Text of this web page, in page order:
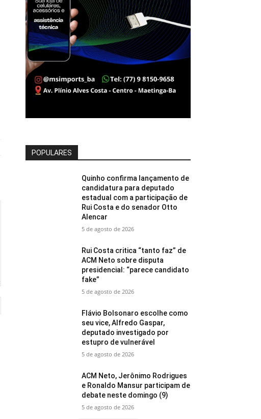
POPULARES
Quinho confirma lançamento de
candidatura para deputado
estadual com a participação de
Rui Costa e do senador Otto
Alencar
5 de agosto de 2026
Rui Costa critica “tanto faz” de
ACM Neto sobre disputa
presidencial: “parece candidato
fake”
5 de agosto de 2026
Flávio Bolsonaro escolhe como
seu vice, Alfredo Gaspar,
deputado investigado por
estupro de vulnerável
5 de agosto de 2026
ACM Neto, Jerônimo Rodrigues
e Ronaldo Mansur participam de
debate neste domingo (9)
5 de agosto de 2026